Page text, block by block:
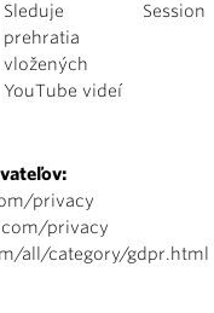
Sleduje
prehratia
vložených
YouTube videí
Session
privacy
privacy
all/category/gdpr.html